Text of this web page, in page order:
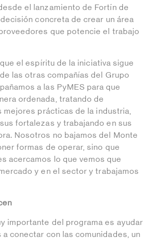
el lanzamiento de Fortín de
concreta de crear un área
que potencie el trabajo
el espíritu de la iniciativa sigue
las otras compañías del Grupo
a las PyMES para que
ordenada, tratando de
mejores prácticas de la industria,
fortalezas y trabajando en sus
Nosotros no bajamos del Monte
formas de operar, sino que
acercamos lo que vemos que
y en el sector y trabajamos
importante del programa es ayudar
a conectar con las comunidades, un